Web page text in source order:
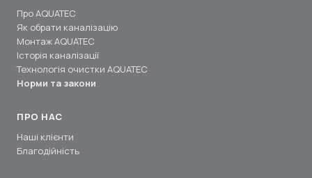
Про AQUATEC
Як обрати каналізацію
Монтаж AQUATEC
Історія каналізації
Технологія очистки AQUATEC
Норми та закони
ПРО НАС
Наші клієнти
Благодійність